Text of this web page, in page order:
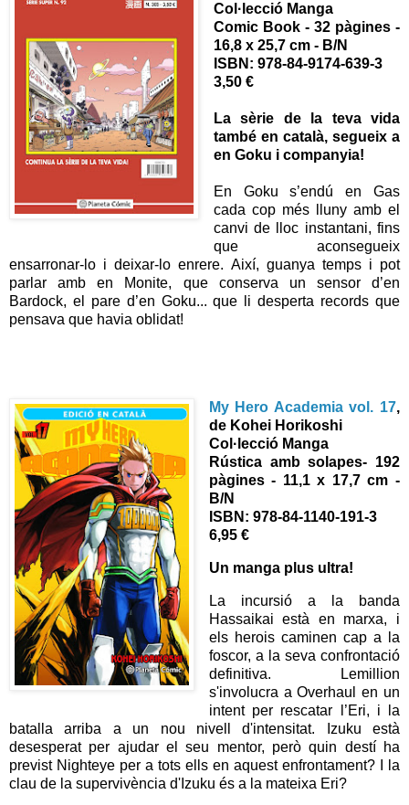
Col·lecció Manga
Comic Book - 32 pàgines -
16,8 x 25,7 cm - B/N
ISBN: 978-84-9174-639-3
3,50 €
La sèrie de la teva vida
també en català, segueix a
en Goku i companyia!
En Goku s’endú en Gas
cada cop més lluny amb el
canvi de lloc instantani, fins
que aconsegueix
ensarronar-lo i deixar-lo enrere. Així, guanya temps i pot
parlar amb en Monite, que conserva un sensor d’en
Bardock, el pare d’en Goku... que li desperta records que
pensava que havia oblidat!
My Hero Academia vol. 17,
de Kohei Horikoshi
Col·lecció Manga
Rústica amb solapes- 192
pàgines - 11,1 x 17,7 cm -
B/N
ISBN: 978-84-1140-191-3
6,95 €
Un manga plus ultra!
La incursió a la banda
Hassaikai està en marxa, i
els herois caminen cap a la
foscor, a la seva confrontació
definitiva. Lemillion
s'involucra a Overhaul en un
intent per rescatar l’Eri, i la
batalla arriba a un nou nivell d'intensitat. Izuku està
desesperat per ajudar el seu mentor, però quin destí ha
previst Nighteye per a tots ells en aquest enfrontament? I la
clau de la supervivència d'Izuku és a la mateixa Eri?